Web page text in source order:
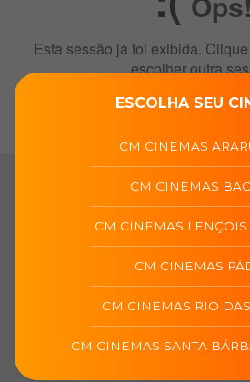
ESCOLHA SEU
CM CINEMAS
CM CINEMAS
CM CINEMAS LENÇOIS
CM CINEMAS
CM CINEMAS RIO
CM CINEMAS SANTA